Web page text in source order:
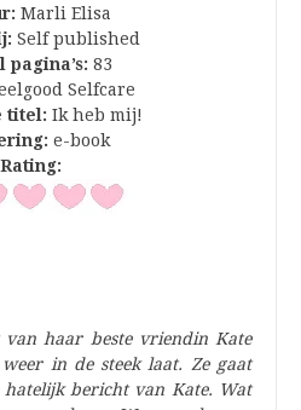
Marli Elisa
Self published
pagina’s: 83
Selfcare
titel: Ik heb mij!
e-book
Rating:
haar beste vriendin Kate
in de steek laat. Ze gaat
bericht van Kate. Wat